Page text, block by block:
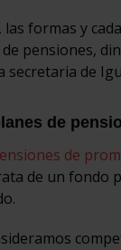
las formas y
pensiones,
secretaria de
de
de
de un fondo